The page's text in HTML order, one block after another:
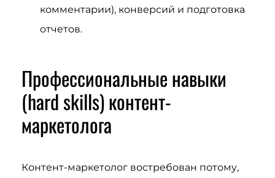
комментарии), конверсий и подготовка
отчетов.
Профессиональные навыки
(hard skills) контент-
маркетолога
Контент-маркетолог востребован потому,